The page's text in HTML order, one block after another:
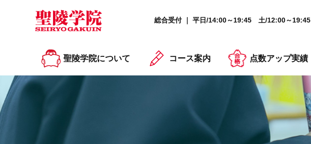
総合受付 ｜ 平日/14:00～19:45 土/12:00～19:45
聖陵学院について コース案内 点数アップ実績